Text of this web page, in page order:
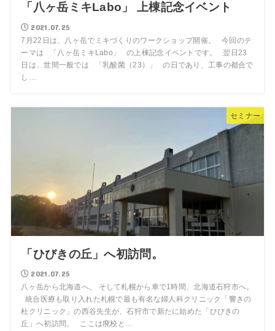
「八ヶ岳ミキLabo」 上棟記念イベント
2021.07.25
7月22日は、八ヶ岳でミキづくりのワークショップ開催。 今回のテ
ーマは 「八ヶ岳ミキLabo」 の上棟記念イベントです。 翌日23
日は、世間一般では 「乳酸菌（23）」 の日であり、工事の都合で
し…
セミナー
「ひびきの丘」へ初訪問。
2021.07.25
八ヶ岳から北海道へ。 そして札幌から車で1時間、北海道石狩市へ。
統合医療も取り入れた札幌で最も有名な婦人科クリニック「響きの
杜クリニック」の西谷先生が、石狩市で新たに始めた「ひびきの
丘」へ初訪問。 ここは廃校と…